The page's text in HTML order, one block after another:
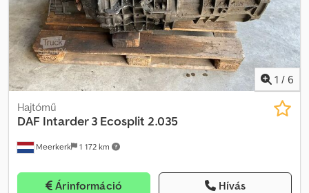
1 / 6
Meerkerk 1 172 km
Hajtómű
DAF Intarder 3 Ecosplit 2.035
Árinformáció Hívás